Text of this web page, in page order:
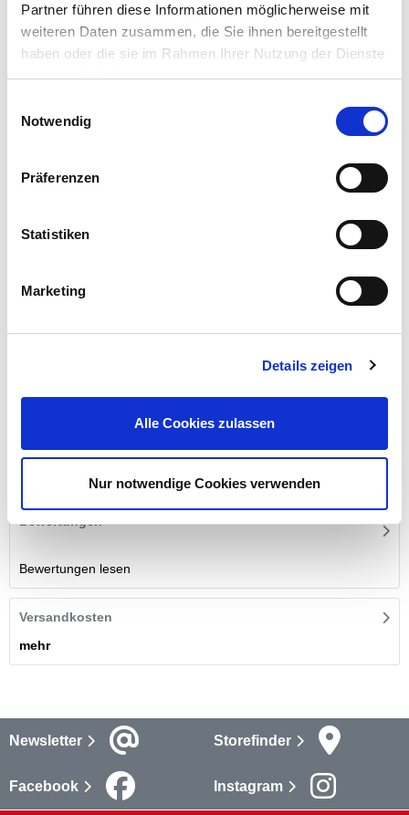
Partner führen diese Informationen möglicherweise mit
weiteren Daten zusammen, die Sie ihnen bereitgestellt
haben oder die sie im Rahmen Ihrer Nutzung der Dienste
gesammelt haben.
Notwendig
Präferenzen
Statistiken
Marketing
Details zeigen
Alle Cookies zulassen
Nur notwendige Cookies verwenden
ZUBEHÖR UND PASSENDE ARTIKEL:
4,99 €
Der Blumenkasten Terra aus Kunststoff überzeugt durch
Witterungsbeständigkeit, was ihn zu einer idealen Wahl für den
Bewertungen
Bewertungen lesen
Versandkosten
mehr
Newsletter Storefinder
Facebook Instagram